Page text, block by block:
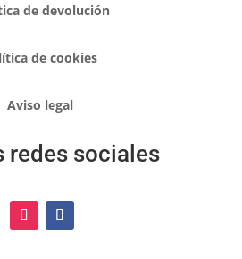
de devolución
de cookies
Aviso legal
redes sociales